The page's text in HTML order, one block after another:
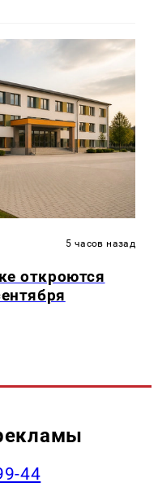
5 часов назад
откроются
44